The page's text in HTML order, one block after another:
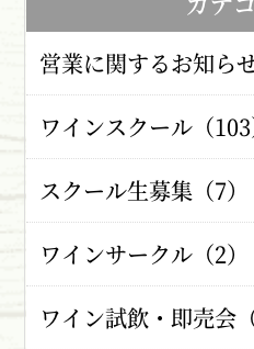
営業に関するお知ら
ワインスクール（103
スクール生募集（7）
ワインサークル（2）
ワイン試飲・即売会（